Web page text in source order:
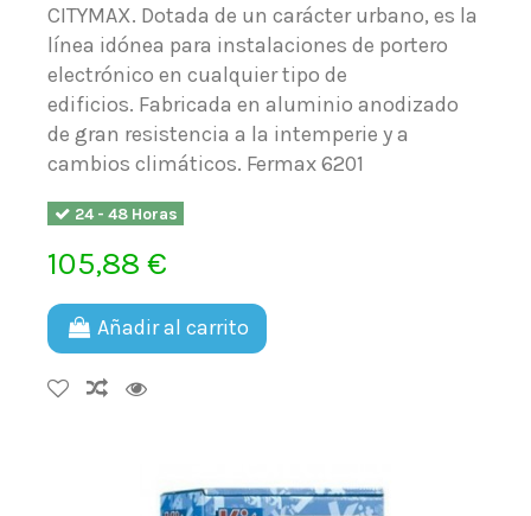
CITYMAX. Dotada de un carácter urbano, es la
línea idónea para instalaciones de portero
electrónico en cualquier tipo de
edificios. Fabricada en aluminio anodizado
de gran resistencia a la intemperie y a
cambios climáticos. Fermax 6201
24 - 48 Horas
105,88 €
Añadir al carrito